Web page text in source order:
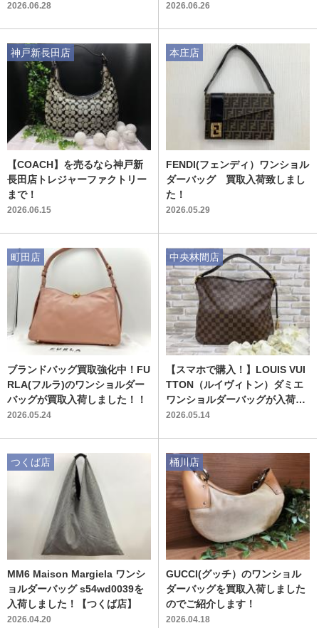
2026.06.28
む上品なハンドバッグ
2026.06.26
【COACH】を売るなら神戸新
長田店トレジャーファクトリー
まで！
2026.06.15
神戸新長田店
FENDI(フェンディ）ワンショル
ダーバッグ 買取入荷致しまし
た！
2026.05.29
本庄店
ブランドバッグ買取強化中！FU
RLA(フルラ)のワンショルダー
バッグが買取入荷しました！！
2026.05.24
町田店
【スマホで購入！】LOUIS VUI
TTON（ルイヴィトン）ダミエ
ワンショルダーバッグが入荷し
ました！
2026.05.14
中央林間店
MM6 Maison Margiela ワンシ
ョルダーバッグ s54wd0039を
入荷しました！【つくば店】
2026.04.20
つくば店
GUCCI(グッチ）のワンショル
ダーバッグを買取入荷しました
のでご紹介します！
2026.04.18
桶川店